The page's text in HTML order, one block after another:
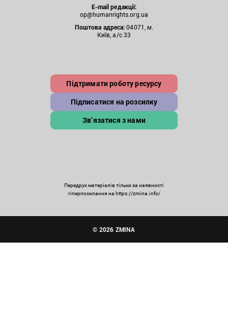
E-mail редакції:
op@humanrights.org.ua
Поштова адреса:04071, м.
Київ, а/с 33
Підтримати роботу ресурсу
Підписатися на розсилку
Зв’язатися з нами
Передрук матеріалів тільки за наявності
гіперпосилання на https://zmina.info/
© 2026 ZMINA